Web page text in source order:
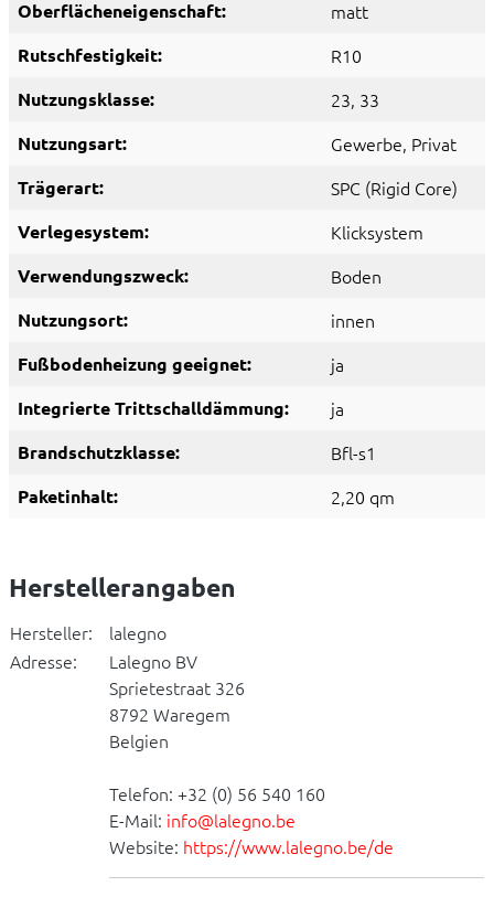
Oberflächeneigenschaft: matt
Rutschfestigkeit: R10
Nutzungsklasse: 23, 33
Nutzungsart: Gewerbe, Privat
Trägerart: SPC (Rigid Core)
Verlegesystem: Klicksystem
Verwendungszweck: Boden
Nutzungsort: innen
Fußbodenheizung geeignet: ja
Integrierte Trittschalldämmung: ja
Brandschutzklasse: Bfl-s1
Paketinhalt: 2,20 qm
Herstellerangaben
Hersteller:
lalegno
Adresse:
Lalegno BV
Sprietestraat 326
8792 Waregem
Belgien
Telefon: +32 (0) 56 540 160
E-Mail: info@lalegno.be
Website: https://www.lalegno.be/de